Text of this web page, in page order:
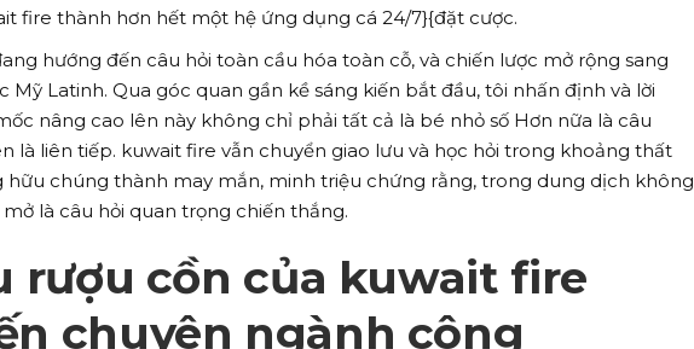
fire thành hơn hết một hệ ứng dụng cá 24/7}{đặt cược.
hướng đến câu hỏi toàn cầu hóa toàn cỗ, và chiến lược mở rộng sang
Mỹ Latinh. Qua góc quan gần kề sáng kiến bắt đầu, tôi nhấn định và lời
nâng cao lên này không chỉ phải tất cả là bé nhỏ số Hơn nữa là câu
là liên tiếp. kuwait fire vẫn chuyển giao lưu và học hỏi trong khoảng thất
hữu chúng thành may mắn, minh triệu chứng rằng, trong dung dịch không
là câu hỏi quan trọng chiến thắng.
rượu cồn của kuwait fire
chuyên ngành công